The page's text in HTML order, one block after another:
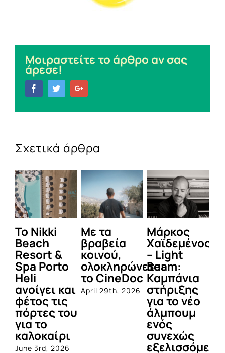
Μοιραστείτε το άρθρο αν σας
άρεσε!
FacebookTwitter
Σχετικά άρθρα
To Nikki
Beach
Resort &
Spa Porto
Heli
ανοίγει και
φέτος τις
πόρτες του
για το
καλοκαίρι
June 3rd, 2026
Με τα
βραβεία
κοινού,
ολοκληρώνεται
το CineDoc
April 29th, 2026
Μάρκος
Χαϊδεμένος
– Light
Beam:
Καμπάνια
στήριξης
για το νέο
άλμπουμ
ενός
συνεχώς